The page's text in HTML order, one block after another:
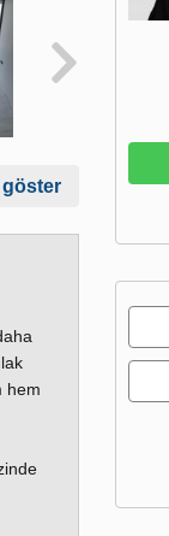
göster
hem